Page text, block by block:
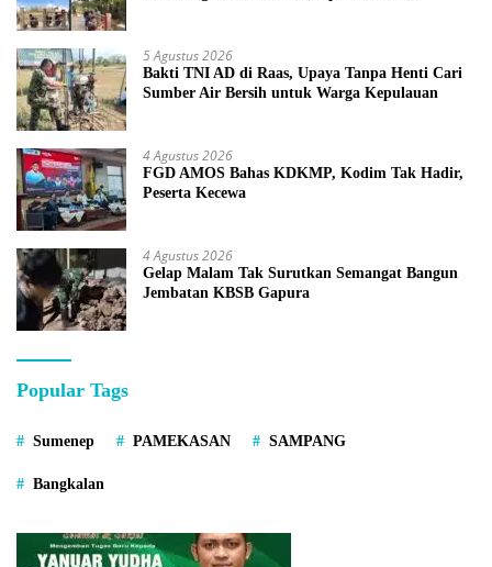
5 Agustus 2026
Bakti TNI AD di Raas, Upaya Tanpa Henti Cari
Sumber Air Bersih untuk Warga Kepulauan
4 Agustus 2026
FGD AMOS Bahas KDKMP, Kodim Tak Hadir,
Peserta Kecewa
4 Agustus 2026
Gelap Malam Tak Surutkan Semangat Bangun
Jembatan KBSB Gapura
Popular Tags
Sumenep PAMEKASAN SAMPANG
Bangkalan